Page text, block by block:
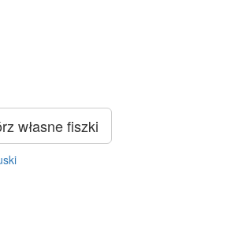
własne fiszki